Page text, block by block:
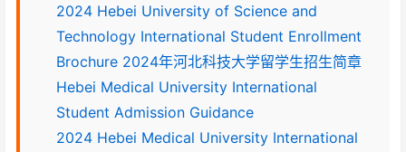
2024 Hebei University of Science and
Technology International Student Enrollment
Brochure 2024年河北科技大学留学生招生简章
Hebei Medical University International
Student Admission Guidance
2024 Hebei Medical University International